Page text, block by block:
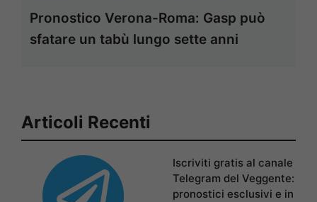
Pronostico Verona-Roma: Gasp può
sfatare un tabù lungo sette anni
Articoli Recenti
Iscriviti gratis al canale
Telegram del Veggente:
pronostici esclusivi e in